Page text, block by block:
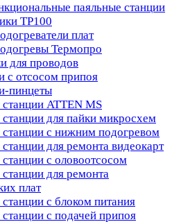
паяльные станции
TP100
плат
Термопро
для проводов
с отсосом припоя
пинцеты
ATTEN MS
для пайки микросхем
с нижним подогревом
для ремонта видеокарт
с оловоотсосом
для ремонта
плат
с блоком питания
с подачей припоя